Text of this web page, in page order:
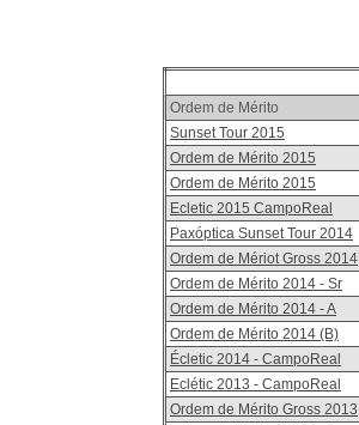
Ordem de Mérito
Sunset Tour 2015
Ordem de Mérito 2015
Ordem de Mérito 2015
Ecletic 2015 CampoReal
Paxóptica Sunset Tour 2014
Ordem de Mériot Gross 2014
Ordem de Mérito 2014 - Sr
Ordem de Mérito 2014 - A
Ordem de Mérito 2014 (B)
Écletic 2014 - CampoReal
Eclétic 2013 - CampoReal
Ordem de Mérito Gross 2013